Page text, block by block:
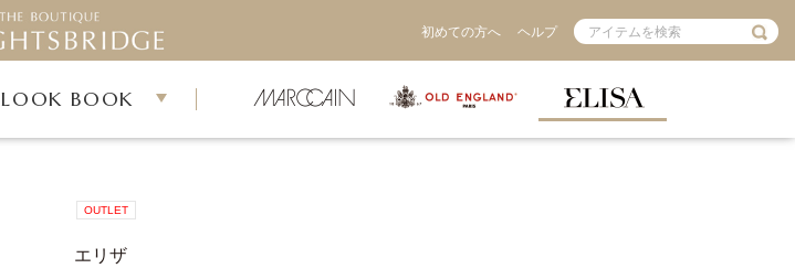
初めての方へ ヘルプ
LOOK BOOK
OUTLET
エリザ